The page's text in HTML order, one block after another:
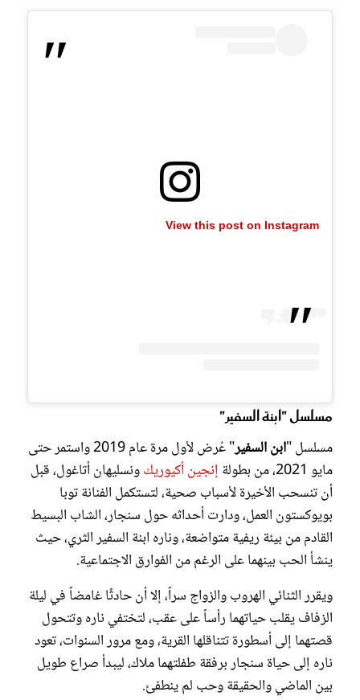
View this post on Instagram
مسلسل "ابنة السفير"
مسلسل "ابن السفير
" عُرض لأول مرة عام 2019 واستمر حتى
مايو 2021، من بطولة
إنجين أكيوريكونسليهان أتاغول، قبل
أن تنسحب الأخيرة لأسباب صحية، لتستكمل الفنانة توبا
بويوكستون العمل، ودارت أحداثه حول سنجار، الشاب البسيط
القادم من بيئة ريفية متواضعة، وناره ابنة السفير الثري، حيث
ينشأ الحب بينهما على الرغم من الفوارق الاجتماعية.
ويقرر الثنائي الهروب والزواج سراً، إلا أن حادثًا غامضاً في ليلة
الزفاف يقلب حياتهما رأساً على عقب، لتختفي ناره وتتحول
قصتهما إلى أسطورة تتناقلها القرية، ومع مرور السنوات، تعود
ناره إلى حياة سنجار برفقة طفلتهما ملاك، ليبدأ صراع طويل
بين الماضي والحقيقة وحب لم ينطفئ.